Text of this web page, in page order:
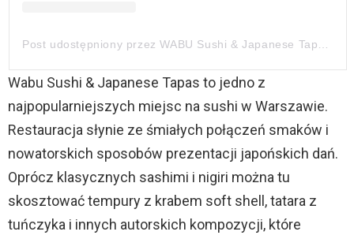
Post udostępniony przez WABU Sushi & Japanese Tapas (@wabusushi)
Wabu Sushi & Japanese Tapas to jedno z
najpopularniejszych miejsc na sushi w Warszawie.
Restauracja słynie ze śmiałych połączeń smaków i
nowatorskich sposobów prezentacji japońskich dań.
Oprócz klasycznych sashimi i nigiri można tu
skosztować tempury z krabem soft shell, tatara z
tuńczyka i innych autorskich kompozycji, które